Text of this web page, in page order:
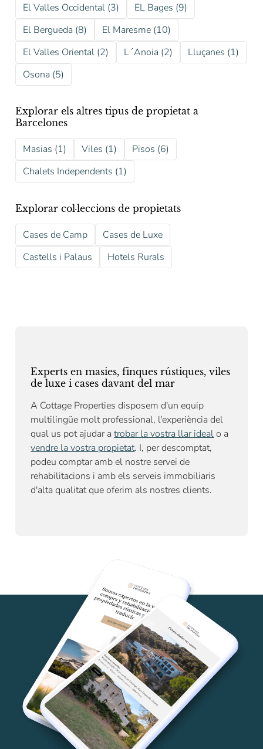
El Valles Occidental (3)
EL Bages (9)
El Bergueda (8)
El Maresme (10)
El Valles Oriental (2)
L´Anoia (2)
Lluçanes (1)
Osona (5)
Explorar els altres tipus de propietat a
Barcelones
Masias (1) Viles (1)
Pisos (6)
Chalets Independents (1)
Explorar col·leccions de propietats
Cases de Camp
Cases de Luxe
Castells i Palaus
Hotels Rurals
Experts en masies, finques rústiques, viles
de luxe i cases davant del mar
A Cottage Properties disposem d'un equip
multilingüe molt professional, l'experiència del
qual us pot ajudar atrobar la vostra llar idealo a
vendre la vostra propietat. I, per descomptat,
podeu comptar amb el nostre servei de
rehabilitacions i amb els serveis immobiliaris
d'alta qualitat que oferim als nostres clients.